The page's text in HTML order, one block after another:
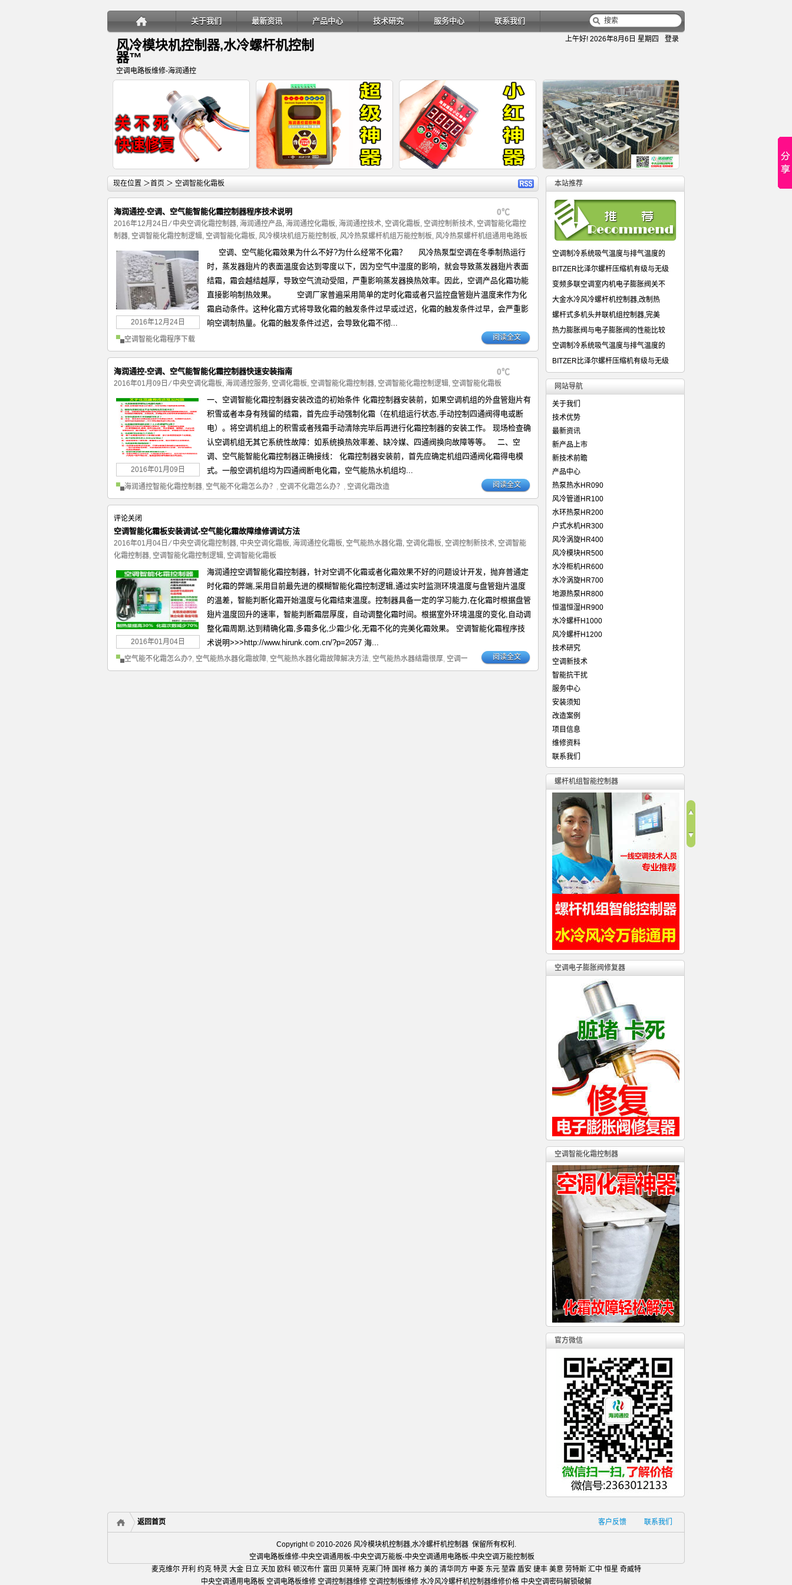
关于我们 最新资讯 产品中心 技术研究 服务中心 联系我们
风冷模块机控制器,水冷螺杆机控制
器™
空调电路板维修-海润通控
登录
上午好! 2026年8月6日 星期四
详细内容
变频多联空调室内机电子膨胀阀关
详细内容
海润通控超级神器-电子膨胀阀检测
详细内容
电子膨胀阀修复器原理-空调电子膨
详细内容
风冷模块机控制器-风冷模块机电子
现在位置 ＞首页 ＞ 空调智能化霜板
0℃
海润通控-空调、空气能智能化霜控制器程序技术说明
2016年12月24日 ⁄中央空调化霜控制器, 海润通控产品, 海润通控化霜板, 海润通控技术, 空调化霜板, 空调控制新技术, 空调智能化霜控
制器, 空调智能化霜控制逻辑, 空调智能化霜板, 风冷模块机组万能控制板, 风冷热泵螺杆机组万能控制板, 风冷热泵螺杆机组通用电路板
2016年12月24日
空调、空气能化霜效果为什么不好?为什么经常不化霜？ 风冷热泵型空调在冬季制热运行
时，蒸发器翅片的表面温度会达到零度以下，因为空气中湿度的影响，就会导致蒸发器翅片表面
结霜，霜会越结越厚，导致空气流动受阻，严重影响蒸发器换热效率。因此，空调产品化霜功能
直接影响制热效果。 空调厂家普遍采用简单的定时化霜或者只监控盘管翅片温度来作为化
霜启动条件。这种化霜方式将导致化霜的触发条件过早或过迟，化霜的触发条件过早，会严重影
响空调制热量。化霜的触发条件过迟，会导致化霜不彻...
空调智能化霜程序下载 阅读全文
0℃
海润通控-空调、空气能智能化霜控制器快速安装指南
2016年01月09日 ⁄中央空调化霜板, 海润通控服务, 空调化霜板, 空调智能化霜控制器, 空调智能化霜控制逻辑, 空调智能化霜板
2016年01月09日
一、空调智能化霜控制器安装改造的初始条件 化霜控制器安装前，如果空调机组的外盘管翅片有
积雪或者本身有残留的结霜，首先应手动强制化霜（在机组运行状态,手动控制四通阀得电或断
电）。将空调机组上的积雪或者残霜手动清除完毕后再进行化霜控制器的安装工作。 现场检查确
认空调机组无其它系统性故障：如系统换热效率差、缺冷媒、四通阀换向故障等等。 二、空
调、空气能智能化霜控制器正确接线： 化霜控制器安装前，首先应确定机组四通阀化霜得电模
式。一般空调机组均为四通阀断电化霜，空气能热水机组均...
海润通控智能化霜控制器, 空气能不化霜怎么办？ , 空调不化霜怎么办？ , 空调化霜改造 阅读全文
评论关闭
空调智能化霜板安装调试-空气能化霜故障维修调试方法
2016年01月04日 ⁄中央空调化霜控制器, 中央空调化霜板, 海润通控化霜板, 空气能热水器化霜, 空调化霜板, 空调控制新技术, 空调智能
化霜控制器, 空调智能化霜控制逻辑, 空调智能化霜板
2016年01月04日
海润通控空调智能化霜控制器，针对空调不化霜或者化霜效果不好的问题设计开发，抛弃普通定
时化霜的弊端,采用目前最先进的模糊智能化霜控制逻辑,通过实时监测环境温度与盘管翅片温度
的温差，智能判断化霜开始温度与化霜结束温度。控制器具备一定的学习能力,在化霜时根据盘管
翅片温度回升的速率，智能判断霜层厚度，自动调整化霜时间。根据室外环境温度的变化,自动调
整化霜周期,达到精确化霜,多霜多化,少霜少化,无霜不化的完美化霜效果。 空调智能化霜程序技
术说明>>>http://www.hirunk.com.cn/?p=2057 海...
空气能不化霜怎么办?, 空气能热水器化霜故障, 空气能热水器化霜故障解决方法, 空气能热水器结霜很厚, 空调一直除霜不制热,空调不化霜故障怎么解决？
阅读全文
本站推荐
变频多联空调室内机电子膨胀阀关不
大金水冷风冷螺杆机控制器,改制热
螺杆式多机头并联机组控制器,完美
热力膨胀阀与电子膨胀阀的性能比较
空调制冷系统吸气温度与排气温度的
BITZER比泽尔螺杆压缩机有级与无级
变频多联空调室内机电子膨胀阀关不
大金水冷风冷螺杆机控制器,改制热
螺杆式多机头并联机组控制器,完美
热力膨胀阀与电子膨胀阀的性能比较
空调制冷系统吸气温度与排气温度的
BITZER比泽尔螺杆压缩机有级与无级
网站导航
关于我们
技术优势
最新资讯
新产品上市
新技术前瞻
产品中心
热泵热水HR090
风冷管道HR100
水环热泵HR200
户式水机HR300
风冷涡旋HR400
风冷模块HR500
水冷柜机HR600
水冷涡旋HR700
地源热泵HR800
恒温恒湿HR900
水冷螺杆H1000
风冷螺杆H1200
技术研究
空调新技术
智能抗干扰
服务中心
安装须知
改造案例
项目信息
维修资料
联系我们
螺杆机组智能控制器
空调电子膨胀阀修复器
空调智能化霜控制器
官方微信
联系我们
客户反馈
返回首页
Copyright © 2010-2026 风冷模块机控制器,水冷螺杆机控制器 保留所有权利.
空调电路板维修-中央空调通用板-中央空调万能板-中央空调通用电路板-中央空调万能控制板
麦克维尔 开利 约克 特灵 大金 日立 天加 欧科 顿汉布什 富田 贝莱特 克莱门特 国祥 格力 美的 清华同方 申菱 东元 堃霖 盾安 捷丰 美意 劳特斯 汇中 恒星 奇威特
中央空调通用电路板 空调电路板维修 空调控制器维修 空调控制板维修 水冷风冷螺杆机控制器维修价格 中央空调密码解锁破解